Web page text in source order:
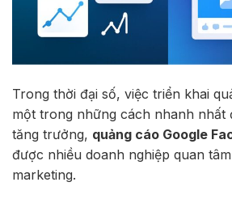
Trong thời đại số, việc triển khai
một trong những cách nhanh nhất
tăng trưởng, quảng cáo Google
được nhiều doanh nghiệp quan
marketing.